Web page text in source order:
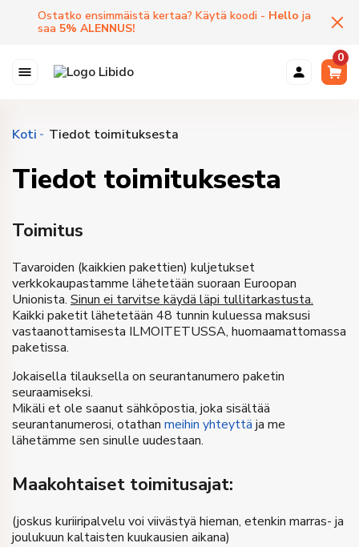
Ostatko ensimmäistä kertaa? Käytä koodi - Hello ja
saa 5% ALENNUS!
0
Koti Tiedot toimituksesta
Tiedot toimituksesta
Toimitus
Tavaroiden (kaikkien pakettien) kuljetukset
verkkokaupastamme lähetetään suoraan Euroopan
Unionista. Sinun ei tarvitse käydä läpi tullitarkastusta.
Kaikki paketit lähetetään 48 tunnin kuluessa maksusi
vastaanottamisesta ILMOITETUSSA, huomaamattomassa
paketissa.
Jokaisella tilauksella on seurantanumero paketin
seuraamiseksi.
Mikäli et ole saanut sähköpostia, joka sisältää
seurantanumerosi, otathan meihin yhteyttä ja me
lähetämme sen sinulle uudestaan.
Maakohtaiset toimitusajat:
(joskus kuriiripalvelu voi viivästyä hieman, etenkin marras- ja
joulukuun kaltaisten kuukausien aikana)